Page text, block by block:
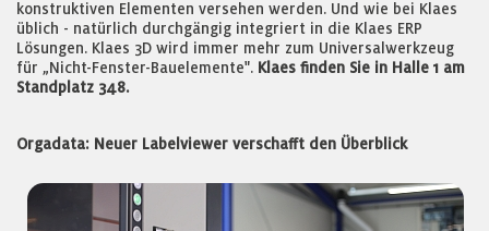
konstruktiven Elementen versehen werden. Und wie bei Klaes
üblich - natürlich durchgängig integriert in die Klaes ERP
Lösungen. Klaes 3D wird immer mehr zum Universalwerkzeug
für „Nicht-Fenster-Bauelemente". Klaes finden Sie in Halle 1 am
Standplatz 348.
Orgadata: Neuer Labelviewer verschafft den Überblick